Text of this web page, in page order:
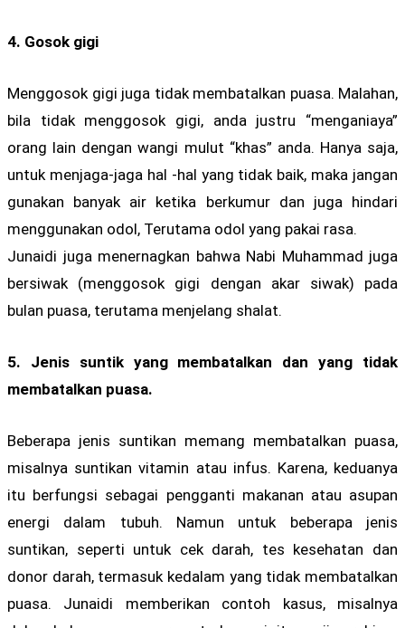
4. Gosok gigi
Menggosok gigi juga tidak membatalkan puasa. Malahan,
bila tidak menggosok gigi, anda justru “menganiaya”
orang lain dengan wangi mulut “khas” anda. Hanya saja,
untuk menjaga-jaga hal -hal yang tidak baik, maka jangan
gunakan banyak air ketika berkumur dan juga hindari
menggunakan odol, Terutama odol yang pakai rasa.
Junaidi juga menernagkan bahwa Nabi Muhammad juga
bersiwak (menggosok gigi dengan akar siwak) pada
bulan puasa, terutama menjelang shalat.
5. Jenis suntik yang membatalkan dan yang tidak
membatalkan puasa.
Beberapa jenis suntikan memang membatalkan puasa,
misalnya suntikan vitamin atau infus. Karena, keduanya
itu berfungsi sebagai pengganti makanan atau asupan
energi dalam tubuh. Namun untuk beberapa jenis
suntikan, seperti untuk cek darah, tes kesehatan dan
donor darah, termasuk kedalam yang tidak membatalkan
puasa. Junaidi memberikan contoh kasus, misalnya